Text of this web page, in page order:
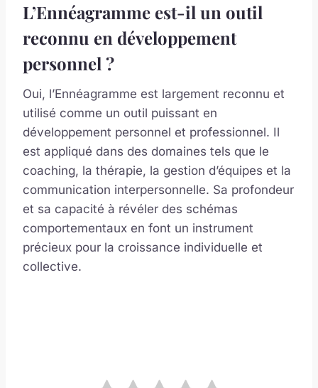
L’Ennéagramme est-il un outil
reconnu en développement
personnel ?
Oui, l’Ennéagramme est largement reconnu et
utilisé comme un outil puissant en
développement personnel et professionnel. Il
est appliqué dans des domaines tels que le
coaching, la thérapie, la gestion d’équipes et la
communication interpersonnelle. Sa profondeur
et sa capacité à révéler des schémas
comportementaux en font un instrument
précieux pour la croissance individuelle et
collective.